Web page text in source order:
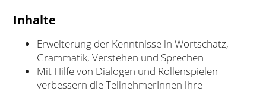
Inhalte
Erweiterung der Kenntnisse in Wortschatz,
Grammatik, Verstehen und Sprechen
Mit Hilfe von Dialogen und Rollenspielen
verbessern die TeilnehmerInnen ihre